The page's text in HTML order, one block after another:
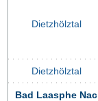
Dietzhölztal
Dietzhölztal
Bad Laasphe